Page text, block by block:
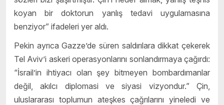
koyan bir doktorun yanlış tedavi uygulamasına
benziyor” ifadeleri yer aldı.
Pekin ayrıca Gazze’de süren saldırılara dikkat çekerek
Tel Aviv’i askeri operasyonlarını sonlandırmaya çağırdı:
“İsrail’in ihtiyacı olan şey bitmeyen bombardımanlar
değil, akılcı diplomasi ve siyasi vizyondur.” Çin,
uluslararası toplumun ateşkes çağrılarını yineledi ve